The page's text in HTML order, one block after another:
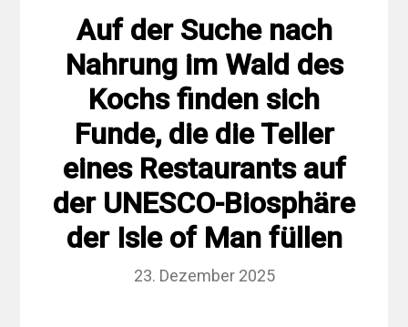
Auf der Suche nach
Nahrung im Wald des
Kochs finden sich
Funde, die die Teller
eines Restaurants auf
der UNESCO-Biosphäre
der Isle of Man füllen
23. Dezember 2025